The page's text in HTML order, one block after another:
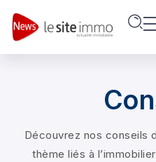
Découvrez nos conseils
thème liés à